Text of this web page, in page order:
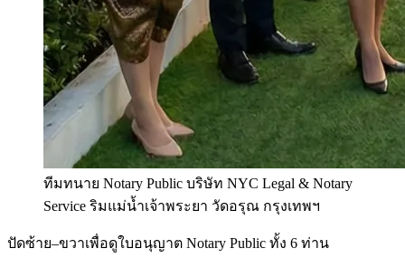
ทีมทนาย Notary Public บริษัท NYC Legal & Notary
Service ริมแม่น้ำเจ้าพระยา วัดอรุณ กรุงเทพฯ
ปัดซ้าย–ขวาเพื่อดูใบอนุญาต Notary Public ทั้ง 6 ท่าน